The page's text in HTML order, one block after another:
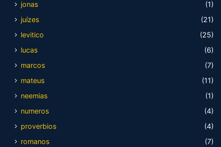
jonas
(1)
juízes
(21)
levitico
(25)
lucas
(6)
marcos
(7)
mateus
(11)
neemias
(1)
numeros
(4)
proverbios
(4)
romanos
(7)